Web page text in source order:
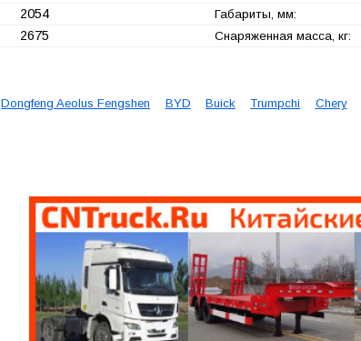
2054 Габариты, мм:
2675 Снаряженная масса, кг:
Dongfeng Aeolus Fengshen BYD Buick Trumpchi Chery